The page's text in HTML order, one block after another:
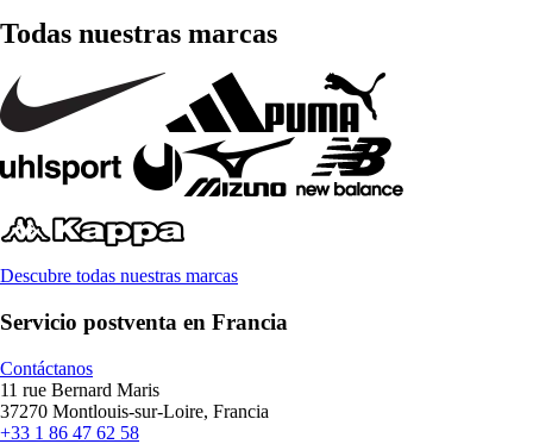
Todas nuestras marcas
Descubre todas nuestras marcas
Servicio postventa en Francia
Contáctanos
11 rue Bernard Maris
37270 Montlouis-sur-Loire, Francia
+33 1 86 47 62 58